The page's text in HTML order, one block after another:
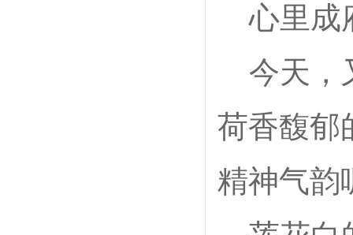
心里成
今天，
荷香馥郁
精神气韵